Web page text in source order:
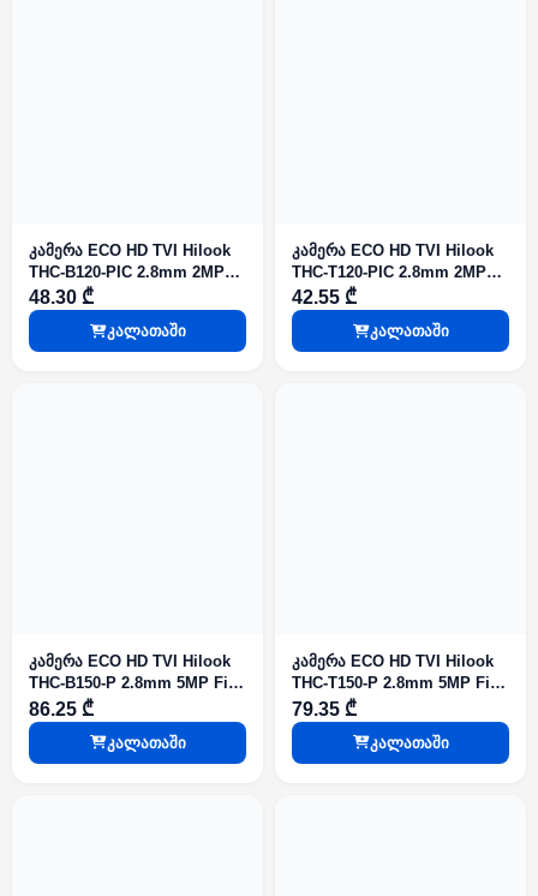
კამერა ECO HD TVI Hilook
THC-B120-PIC 2.8mm 2MP
Fix Bullet IR25m IP67
48.30 ₾
კალათაში
კამერა ECO HD TVI Hilook
THC-T120-PIC 2.8mm 2MP
Fix Turret IR20m
42.55 ₾
კალათაში
კამერა ECO HD TVI Hilook
THC-B150-P 2.8mm 5MP Fix
Bullet IR20m IP66
86.25 ₾
კალათაში
კამერა ECO HD TVI Hilook
THC-T150-P 2.8mm 5MP Fix
Turret IR20m IP66
79.35 ₾
კალათაში